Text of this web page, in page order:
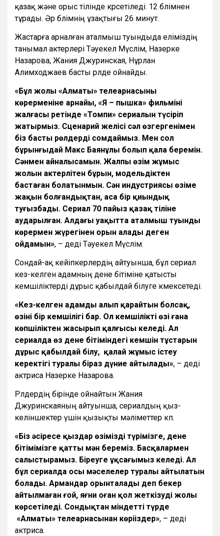
қазақ және орыс тілінде көрсетіледі. 12 бөлімнен
тұрады. Әр бөлімнің ұзақтығы 26 минут.
Жастарға арналған аталмыш туындыда еліміздің
танымал актерлері Тәуекел Мүслім, Назерке
Назарова, Жания Джуринская, Нұрлан
Алимходжаев басты рөлде ойнайды.
«Бұл жолы «Алматы» телеарнасының
көрерменіне арнайы, «Я – пышка» фильмінің
жалғасы ретінде «Томпи» сериалын түсіріп
жатырмыз. Сценарий желісі сәл өзгергенімен
біз басты рөлдерді сомдаймыз. Мен сол
бұрынғыдай Макс Баянұлы болып қала беремін.
Сәнмен айналысамын. Жалпы өзім жұмыс
жолын актерліңтен бұрын, модельдіктен
бастаған болатынмын. Сән индустриясы өзіме
жақын болғандықтан, аса бір қиындық
туғызбады. Сериал 70 пайыз қазақ тіліне
аударылған. Алдағы уақытта аталмыш туынды
көрермен жүрегінен орын алады деген
ойдамын», – деді Тәуекел Мүслім.
Сондай-ақ кейіпкерлердің айтуынша, бұл сериал
кез-келген адамның дене бітіміне қатысты
кемшіліктерді дұрыс қабылдай білуге көмексетеді.
«Кез-келген адамды алып қарайтын болсақ,
өзінің бір кемшілігі бар. Ол кемшілікті өзі ғана
көпшіліктен жасырып қалғысы келеді. Ал
сериалда өз дене бітіміндегі кемшін тұстарын
дұрыс қабылдай білу, қалай жұмыс істеу
керектігі туралы біраз дүние айтылады», – деді
актриса Назерке Назарова.
Рөлдердің бірінде ойнайтын Жания
Джуринскаяның айтуынша, сериалдың қыз-
келіншектер үшін қызықты мәліметтер көп.
«Біз әсіресе қыздар өзіміздің түрімізге, дене
бітімімізге қатты мән береміз. Басқалармен
салыстырамыз. Біреуге ұқсағымыз келеді. Ал
бұл сериалда осы мәселелер туралы айтылатын
болады. Армандар орынталады деп бекер
айтылмаған ғой, яғни оған қол жеткізудің жолы
көрсетіледі. Сондықтан міндетті түрде
«Алматы» телеарнасынан көріңіздер», – деді
актриса.